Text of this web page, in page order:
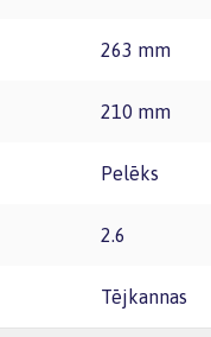
263 mm
210 mm
Pelēks
2.6
Tējkannas